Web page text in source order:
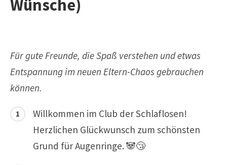
Wünsche)
Für gute Freunde, die Spaß verstehen und etwas
Entspannung im neuen Eltern-Chaos gebrauchen
können.
Willkommen im Club der Schlaflosen!
Herzlichen Glückwunsch zum schönsten
Grund für Augenringe. 🐼😴